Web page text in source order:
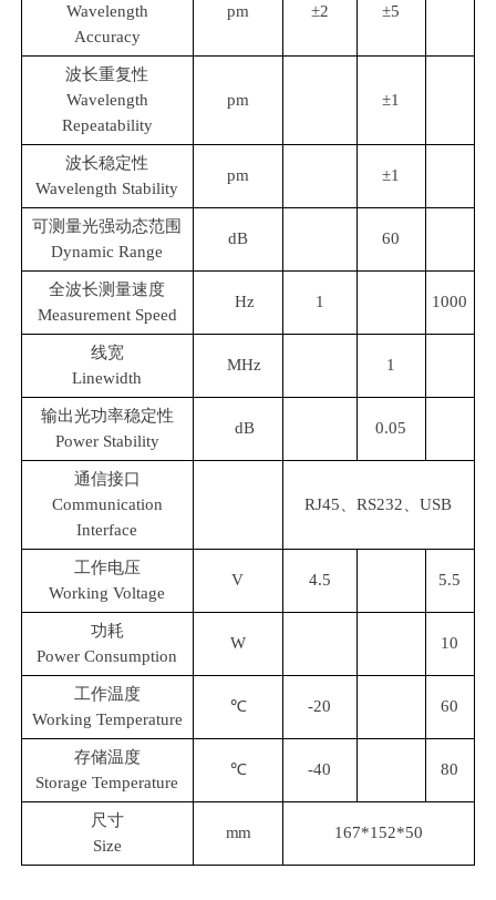
Wavelength
Accuracy
pm ±2 ±5
波长重复性
Wavelength
Repeatability
pm ±1
波长稳定性
Wavelength Stability
pm ±1
可测量光强动态范围
Dynamic Range
dB 60
全波长测量速度
Measurement Speed
Hz 1 1000
线宽
Linewidth
MHz 1
输出光功率稳定性
Power Stability
dB 0.05
通信接口
Communication
Interface
RJ45 、RS232、USB
工作电压
Working Voltage
V 4.5 5.5
功耗
Power Consumption
W 10
工作温度
Working Temperature
℃ -20 60
存储温度
Storage Temperature
℃ -40 80
尺寸
Size
mm 167*152*50